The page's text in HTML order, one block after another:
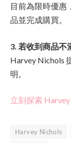
目前為限時優惠
品並完成購買。
3. 若收到商品不
Harvey Nichols
明。
立刻探索
Harvey Nichols